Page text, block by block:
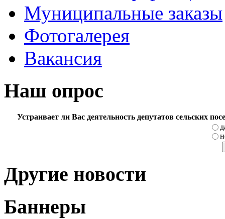
Муниципальные заказы
Фотогалерея
Вакансия
Наш опрос
Устраивает ли Вас деятельность депутатов сельских
Другие новости
Баннеры